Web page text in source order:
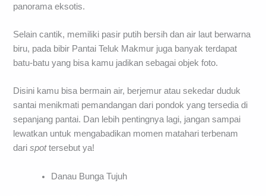
panorama eksotis.
Selain cantik, memiliki pasir putih bersih dan air laut berwarna
biru, pada bibir Pantai Teluk Makmur juga banyak terdapat
batu-batu yang bisa kamu jadikan sebagai objek foto.
Disini kamu bisa bermain air, berjemur atau sekedar duduk
santai menikmati pemandangan dari pondok yang tersedia di
sepanjang pantai. Dan lebih pentingnya lagi, jangan sampai
lewatkan untuk mengabadikan momen matahari terbenam
darispottersebut ya!
Danau Bunga Tujuh